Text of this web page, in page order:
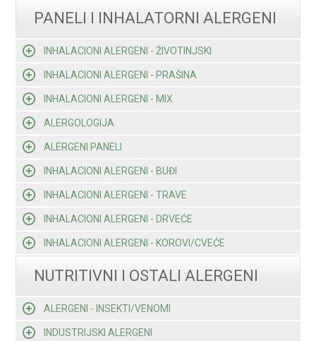
PANELI I INHALATORNI ALERGENI
INHALACIONI ALERGENI - ŽIVOTINJSKI
INHALACIONI ALERGENI - PRAŠINA
INHALACIONI ALERGENI - MIX
ALERGOLOGIJA
ALERGENI PANELI
INHALACIONI ALERGENI - BUĐI
INHALACIONI ALERGENI - TRAVE
INHALACIONI ALERGENI - DRVEĆE
INHALACIONI ALERGENI - KOROVI/CVEĆE
NUTRITIVNI I OSTALI ALERGENI
ALERGENI - INSEKTI/VENOMI
INDUSTRIJSKI ALERGENI